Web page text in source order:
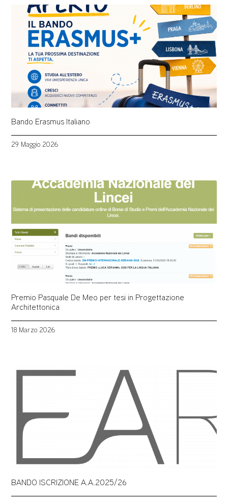
Bando Erasmus Italiano
29 Maggio 2026
Premio Pasquale De Meo per tesi in Progettazione
Architettonica
18 Marzo 2026
BANDO ISCRIZIONE A.A.2025/26